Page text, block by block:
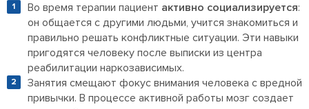
Во время терапии пациент активно социализируется:
он общается с другими людьми, учится знакомиться и
правильно решать конфликтные ситуации. Эти навыки
пригодятся человеку после выписки из центра
реабилитации наркозависимых.
Занятия смещают фокус внимания человека с вредной
привычки. В процессе активной работы мозг создает